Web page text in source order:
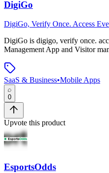
DigiGo
DigiGo, Verify Once. Access
DigiGo is digigo, verify once.
Management App and Visitor
SaaS & Business•Mobile Apps
0
Upvote this product
EsportsOdds